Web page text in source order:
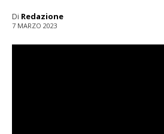
Di Redazione
7 MARZO 2023